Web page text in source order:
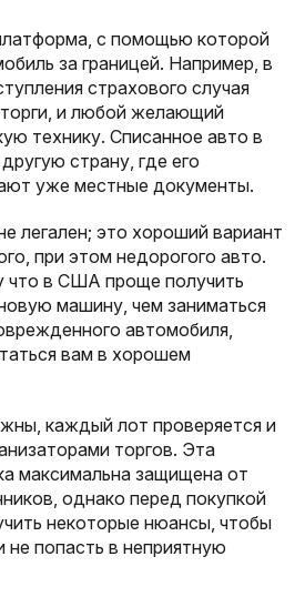
с помощью которой
за границей. Например, в
страхового случая
и любой желающий
технику. Списанное авто в
страну, где его
уже местные документы.
легален; это хороший вариант
при этом недорогого авто.
что в США проще получить
машину, чем заниматься
автомобиля,
вам в хорошем
каждый лот проверяется и
торгов. Эта
максимальна защищена от
однако перед покупкой
некоторые нюансы, чтобы
не попасть в неприятную